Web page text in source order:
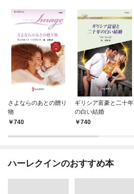
さよならのあとの贈り
物
740
ギリシア富豪と二十年
の白い結婚
740
ハーレクインのおすすめ本